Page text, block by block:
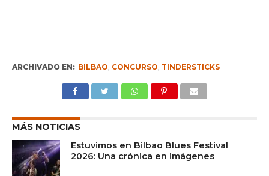
ARCHIVADO EN: BILBAO, CONCURSO, TINDERSTICKS
MÁS NOTICIAS
Estuvimos en Bilbao Blues Festival
2026: Una crónica en imágenes